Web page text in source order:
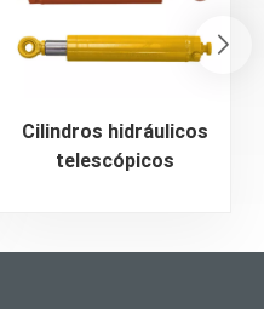
Cilindros hidráulicos
telescópicos